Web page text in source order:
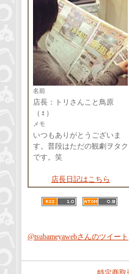
名前
店長：トリさんこと鳥原
（♀）
メモ
いつもありがとうございま
す。普段はただの観劇ヲタク
です。笑
店長日記はこちら
@tsubameyawebさんのツイート